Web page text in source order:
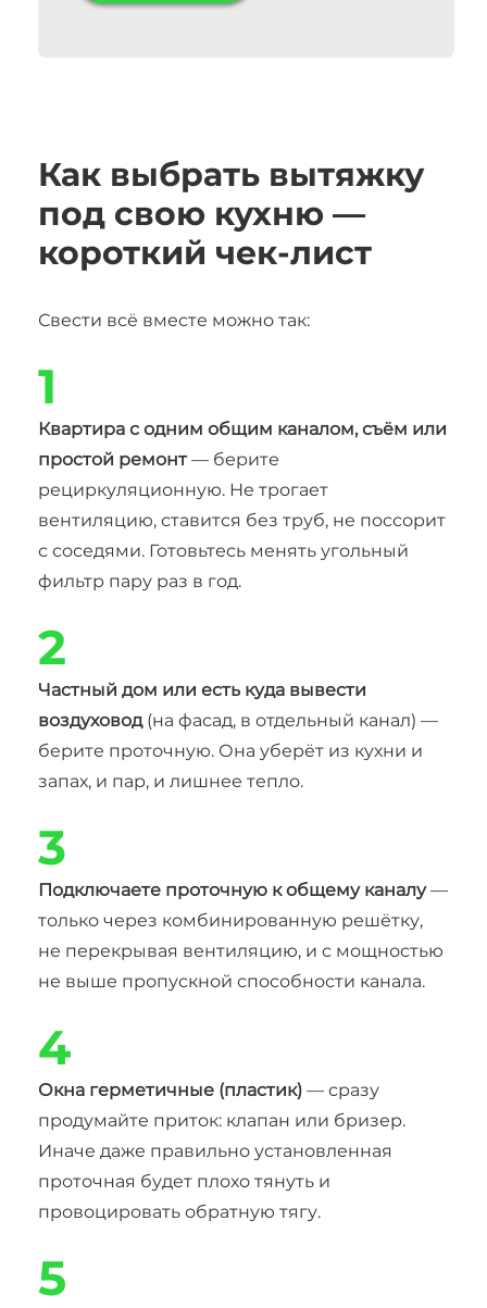
Как выбрать вытяжку
под свою кухню —
короткий чек-лист
Свести всё вместе можно так:
1
Квартира с одним общим каналом, съём или
простой ремонт— берите
рециркуляционную. Не трогает
вентиляцию, ставится без труб, не поссорит
с соседями. Готовьтесь менять угольный
фильтр пару раз в год.
2
Частный дом или есть куда вывести
воздуховод(на фасад, в отдельный канал) —
берите проточную. Она уберёт из кухни и
запах, и пар, и лишнее тепло.
3
Подключаете проточную к общему каналу—
только через комбинированную решётку,
не перекрывая вентиляцию, и с мощностью
не выше пропускной способности канала.
4
Окна герметичные (пластик) — сразу
продумайте приток: клапан или бризер.
Иначе даже правильно установленная
проточная будет плохо тянуть и
провоцировать обратную тягу.
5